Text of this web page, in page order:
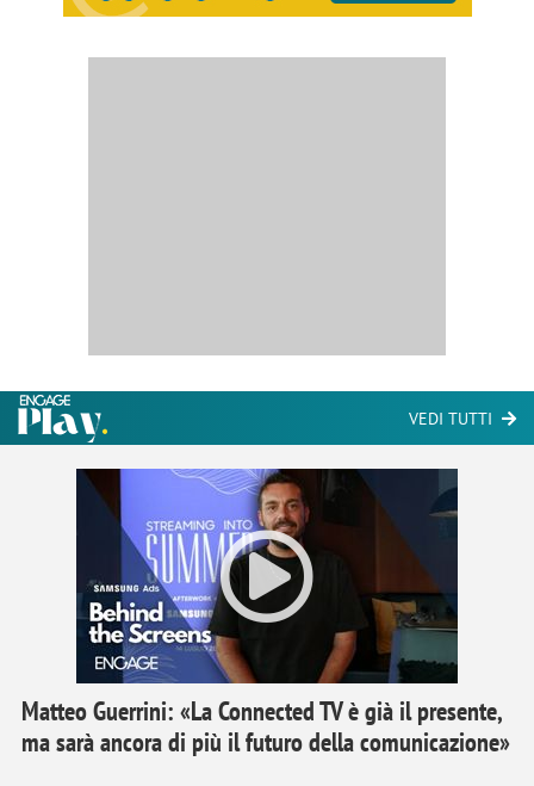
VEDI TUTTI
Matteo Guerrini: «La Connected TV è già il presente,
ma sarà ancora di più il futuro della comunicazione»